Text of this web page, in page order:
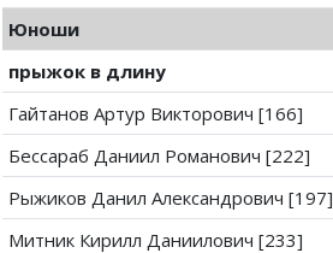
Юноши
прыжок в длину
Гайтанов Артур Викторович [166]
Бессараб Даниил Романович [222]
Рыжиков Данил Александрович [197]
Митник Кирилл Даниилович [233]